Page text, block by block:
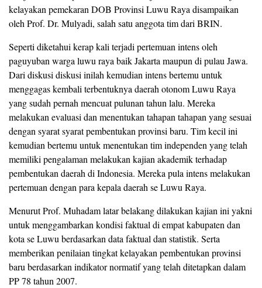
kelayakan pemekaran DOB Provinsi Luwu Raya disampaikan
oleh Prof. Dr. Mulyadi, salah satu anggota tim dari BRIN.
Seperti diketahui kerap kali terjadi pertemuan intens oleh
paguyuban warga luwu raya baik Jakarta maupun di pulau Jawa.
Dari diskusi diskusi inilah kemudian intens bertemu untuk
menggagas kembali terbentuknya daerah otonom Luwu Raya
yang sudah pernah mencuat pulunan tahun lalu. Mereka
melakukan evaluasi dan menentukan tahapan tahapan yang sesuai
dengan syarat syarat pembentukan provinsi baru. Tim kecil ini
kemudian bertemu untuk menentukan tim independen yang telah
memiliki pengalaman melakukan kajian akademik terhadap
pembentukan daerah di Indonesia. Mereka pula intens melakukan
pertemuan dengan para kepala daerah se Luwu Raya.
Menurut Prof. Muhadam latar belakang dilakukan kajian ini yakni
untuk menggambarkan kondisi faktual di empat kabupaten dan
kota se Luwu berdasarkan data faktual dan statistik. Serta
memberikan penilaian tingkat kelayakan pembentukan provinsi
baru berdasarkan indikator normatif yang telah ditetapkan dalam
PP 78 tahun 2007.